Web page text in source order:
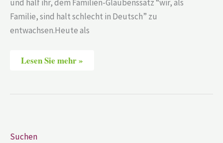
und half ihr, dem Familien-Glaubenssatz “wir, als
Familie, sind halt schlecht in Deutsch” zu
entwachsen.Heute als
Lesen Sie mehr »
Suchen